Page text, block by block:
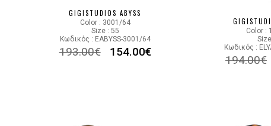
GIGISTUDIOS ABYSS
Color : 3001/64
Size : 55
Κωδικός : EABYSS-3001/64
193.00€ 154.00€
Color :
Κωδικός :
194.00€